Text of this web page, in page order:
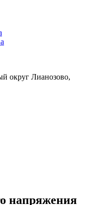
округ Лианозово,
напряжения